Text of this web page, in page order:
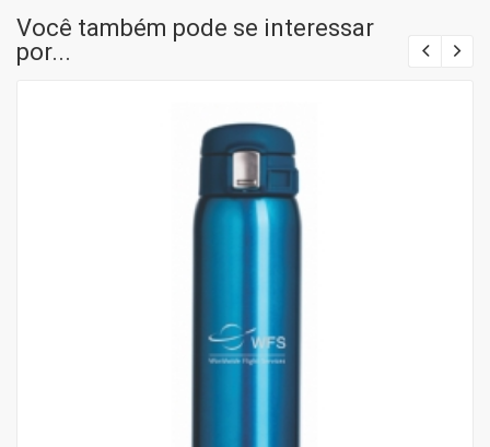
Você também pode se interessar
por...